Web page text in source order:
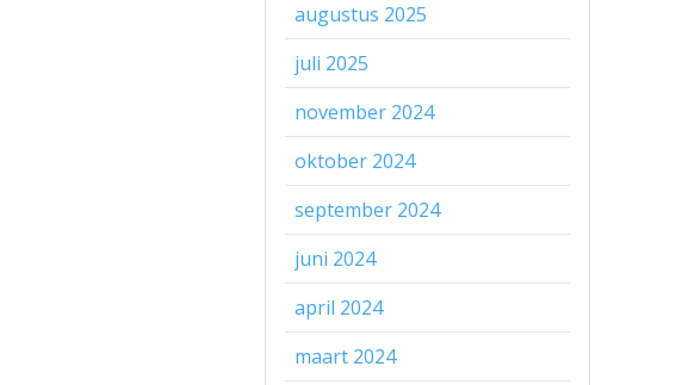
augustus 2025
juli 2025
november 2024
oktober 2024
september 2024
juni 2024
april 2024
maart 2024